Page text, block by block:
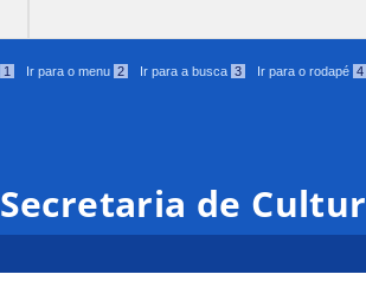
1 Ir para o menu 2 Ir para a busca 3 Ir para o rodapé 4
Secretaria de